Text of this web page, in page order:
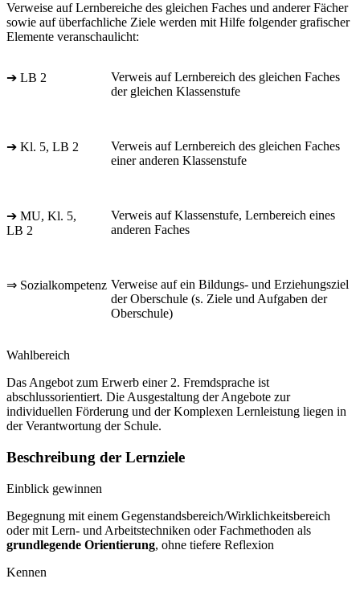
Verweise auf Lernbereiche des gleichen Faches und anderer Fächer
sowie auf überfachliche Ziele werden mit Hilfe folgender grafischer
Elemente veranschaulicht:
➔ LB 2
Verweis auf Lernbereich des gleichen Faches
der gleichen Klassenstufe
➔ Kl. 5, LB 2
Verweis auf Lernbereich des gleichen Faches
einer anderen Klassenstufe
➔ MU, Kl. 5,
LB 2
Verweis auf Klassenstufe, Lernbereich eines
anderen Faches
⇒ Sozialkompetenz Verweise auf ein Bildungs- und Erziehungsziel
der Oberschule (s. Ziele und Aufgaben der
Oberschule)
Wahlbereich
Das Angebot zum Erwerb einer 2. Fremdsprache ist
abschlussorientiert. Die Ausgestaltung der Angebote zur
individuellen Förderung und der Komplexen Lernleistung liegen in
der Verantwortung der Schule.
Beschreibung der Lernziele
Einblick gewinnen
Begegnung mit einem Gegenstandsbereich/Wirklichkeitsbereich
oder mit Lern- und Arbeitstechniken oder Fachmethoden als
grundlegende Orientierung, ohne tiefere Reflexion
Kennen